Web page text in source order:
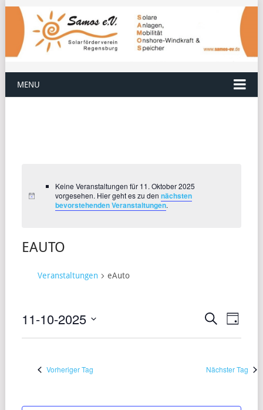
MENU
Keine Veranstaltungen für 11. Oktober 2025
vorgesehen. Hier geht es zu den nächsten
bevorstehenden Veranstaltungen.
EAUTO
Veranstaltungen eAuto
SUCHE
Suche
Tag
11-10-2025
Vorheriger Tag Nächster Tag